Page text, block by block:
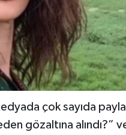
çok sayıda
gözaltına alındı?”